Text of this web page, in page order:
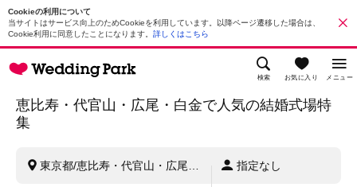
Cookieの利用について
当サイトはサービス向上のためCookieを利用しています。以降ページ遷移した場合は、
Cookie利用に同意したことになります。 詳しくはこちら
検索 お気に入り メニュー
恵比寿・代官山・広尾・白金で人気の結婚式場特
集
東京都/恵比寿・代官山・広尾・白金 指定なし